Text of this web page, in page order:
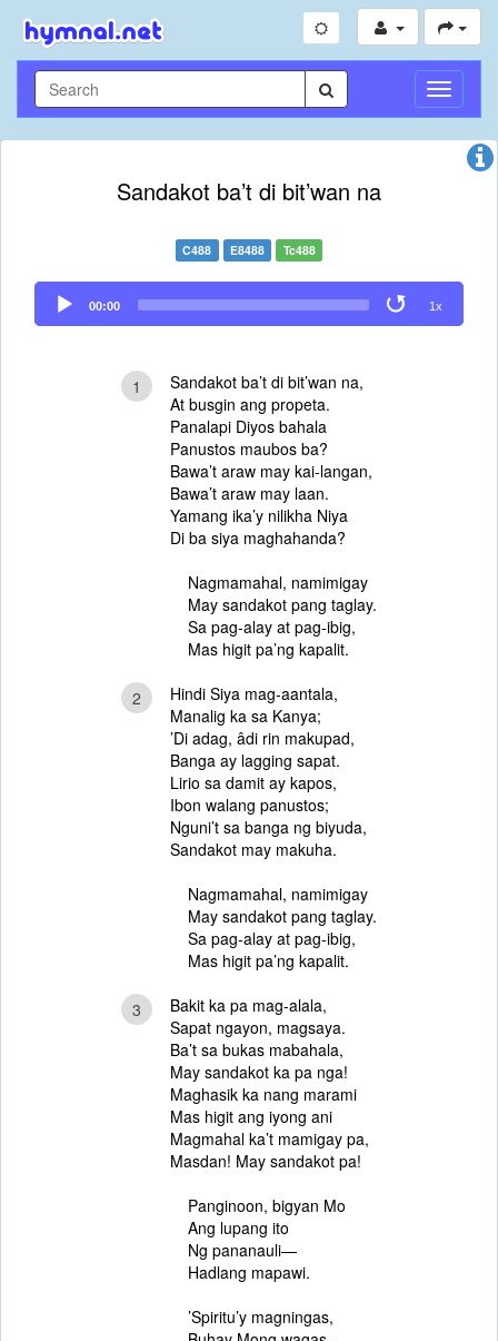
Toggle
Sandakot ba’t di bit’wan na
C488 E8488 Tc488
Audio
Player
00:00 1x
1
Sandakot ba’t di bit’wan na,
At busgin ang propeta.
Panalapi Diyos bahala
Panustos maubos ba?
Bawa’t araw may kai-langan,
Bawa’t araw may laan.
Yamang ika’y nilikha Niya
Di ba siya maghahanda?
Nagmamahal, namimigay
May sandakot pang taglay.
Sa pag-alay at pag-ibig,
Mas higit pa’ng kapalit.
2
Hindi Siya mag-aantala,
Manalig ka sa Kanya;
’Di adag, âdi rin makupad,
Banga ay lagging sapat.
Lirio sa damit ay kapos,
Ibon walang panustos;
Nguni’t sa banga ng biyuda,
Sandakot may makuha.
Nagmamahal, namimigay
May sandakot pang taglay.
Sa pag-alay at pag-ibig,
Mas higit pa’ng kapalit.
3
Bakit ka pa mag-alala,
Sapat ngayon, magsaya.
Ba’t sa bukas mabahala,
May sandakot ka pa nga!
Maghasik ka nang marami
Mas higit ang iyong ani
Magmahal ka’t mamigay pa,
Masdan! May sandakot pa!
Panginoon, bigyan Mo
Ang lupang ito
Ng pananauli—
Hadlang mapawi.
’Spiritu’y magningas,